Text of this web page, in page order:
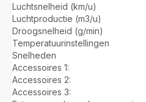
Luchtsnelheid (km/u)
Luchtproductie (m3/u)
Droogsnelheid (g/min)
Temperatuurinstellingen
Snelheden
Accessoires 1:
Accessoires 2:
Accessoires 3: